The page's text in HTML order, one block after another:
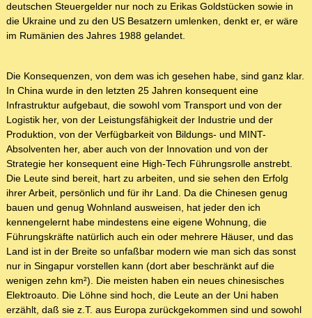
deutschen Steuergelder nur noch zu Erikas Goldstücken sowie in
die Ukraine und zu den US Besatzern umlenken, denkt er, er wäre
im Rumänien des Jahres 1988 gelandet.
Die Konsequenzen, von dem was ich gesehen habe, sind ganz klar.
In China wurde in den letzten 25 Jahren konsequent eine
Infrastruktur aufgebaut, die sowohl vom Transport und von der
Logistik her, von der Leistungsfähigkeit der Industrie und der
Produktion, von der Verfügbarkeit von Bildungs- und MINT-
Absolventen her, aber auch von der Innovation und von der
Strategie her konsequent eine High-Tech Führungsrolle anstrebt.
Die Leute sind bereit, hart zu arbeiten, und sie sehen den Erfolg
ihrer Arbeit, persönlich und für ihr Land. Da die Chinesen genug
bauen und genug Wohnland ausweisen, hat jeder den ich
kennengelernt habe mindestens eine eigene Wohnung, die
Führungskräfte natürlich auch ein oder mehrere Häuser, und das
Land ist in der Breite so unfaßbar modern wie man sich das sonst
nur in Singapur vorstellen kann (dort aber beschränkt auf die
wenigen zehn km²). Die meisten haben ein neues chinesisches
Elektroauto. Die Löhne sind hoch, die Leute an der Uni haben
erzählt, daß sie z.T. aus Europa zurückgekommen sind und sowohl